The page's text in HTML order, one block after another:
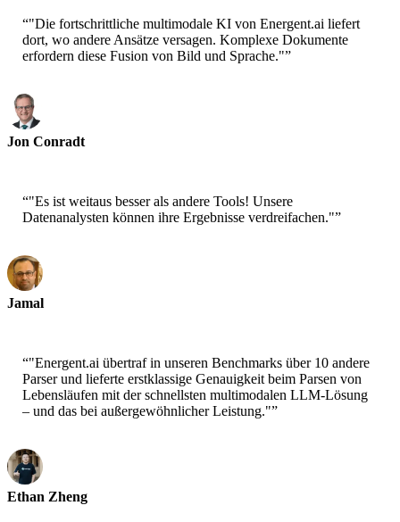
“"Die fortschrittliche multimodale KI von Energent.ai liefert
dort, wo andere Ansätze versagen. Komplexe Dokumente
erfordern diese Fusion von Bild und Sprache."”
Jon Conradt
“"Es ist weitaus besser als andere Tools! Unsere
Datenanalysten können ihre Ergebnisse verdreifachen."”
Jamal
“"Energent.ai übertraf in unseren Benchmarks über 10 andere
Parser und lieferte erstklassige Genauigkeit beim Parsen von
Lebensläufen mit der schnellsten multimodalen LLM-Lösung
– und das bei außergewöhnlicher Leistung."”
Ethan Zheng